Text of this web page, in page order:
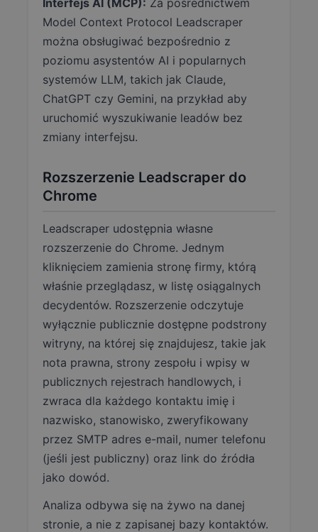
Interfejs AI (MCP): Za pośrednictwem
Model Context Protocol Leadscraper
można obsługiwać bezpośrednio z
poziomu asystentów AI i popularnych
systemów LLM, takich jak Claude,
ChatGPT czy Gemini, na przykład aby
uruchomić wyszukiwanie leadów bez
zmiany interfejsu.
Rozszerzenie Leadscraper do
Chrome
Leadscraper udostępnia własne
rozszerzenie do Chrome. Jednym
kliknięciem zamienia stronę firmy, którą
właśnie przeglądasz, w listę osiągalnych
decydentów. Rozszerzenie odczytuje
wyłącznie publicznie dostępne podstrony
witryny, na której się znajdujesz, takie jak
nota prawna, strony zespołu i wpisy w
publicznych rejestrach handlowych, i
zwraca dla każdego kontaktu imię i
nazwisko, stanowisko, zweryfikowany
przez SMTP adres e-mail, numer telefonu
(jeśli jest publiczny) oraz link do źródła
jako dowód.
Analiza odbywa się na żywo na danej
stronie, a nie z zapisanej bazy kontaktów.